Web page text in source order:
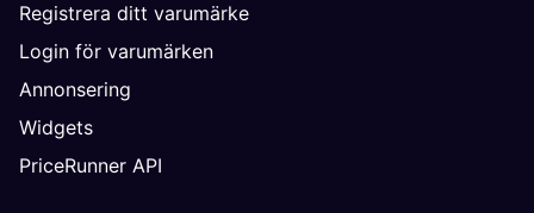
Registrera ditt varumärke
Login för varumärken
Annonsering
Widgets
PriceRunner API